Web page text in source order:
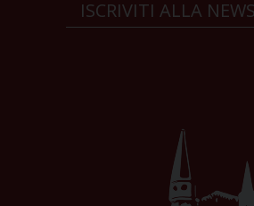
ISCRIVITI ALLA